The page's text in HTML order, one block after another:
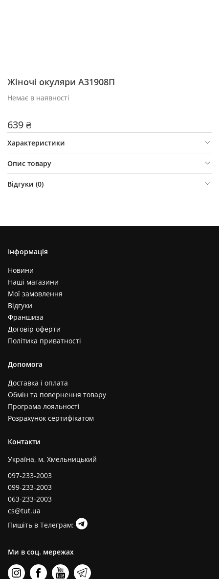
Жіночі окуляри A31908П
Немає в наявності
639 ₴
Характеристики
Опис товару
Відгуки (0)
Інформація
Новини
Наші магазини
Мої замовлення
Відгуки
Франшиза
Договір оферти
Політика приватності
Допомога
Доставка і оплата
Обмін та повернення товару
Програма лояльності
Розрахунок сертифікатом
Контакти
Україна, м. Хмельницький
097-233-2003
099-233-2003
063-233-2003
cs@tut.ua
Пишіть в Телеграм:
Ми в соц. мережах